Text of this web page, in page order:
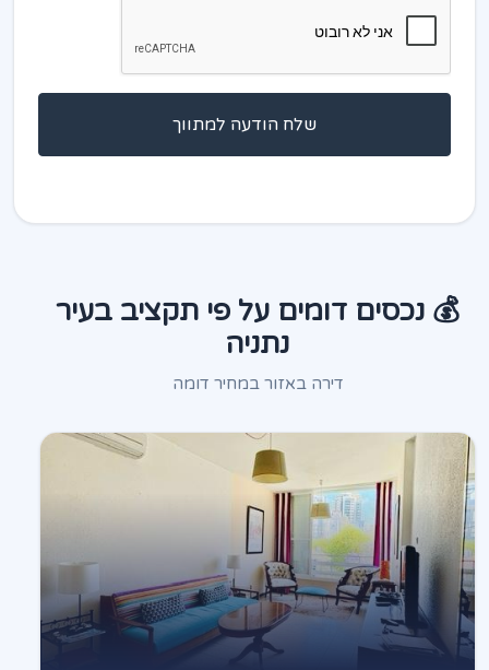
שלח הודעה למתווך
💰 נכסים דומים על פי תקציב בעיר
נתניה
דירה באזור במחיר דומה